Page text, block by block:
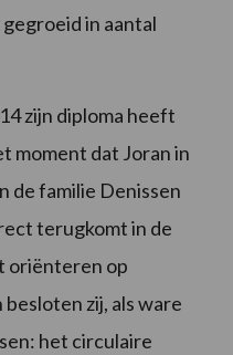
in aantal
zijn diploma heeft
moment dat Joran in
de familie Denissen
terugkomt in de
oriënteren op
zij, als ware
het circulaire